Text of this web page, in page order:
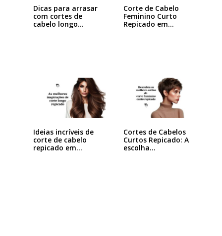
Dicas para arrasar
com cortes de
cabelo longo…
Corte de Cabelo
Feminino Curto
Repicado em
Ideias incríveis de
corte de cabelo
repicado em…
Cortes de Cabelos
Curtos Repicado: A
escolha…